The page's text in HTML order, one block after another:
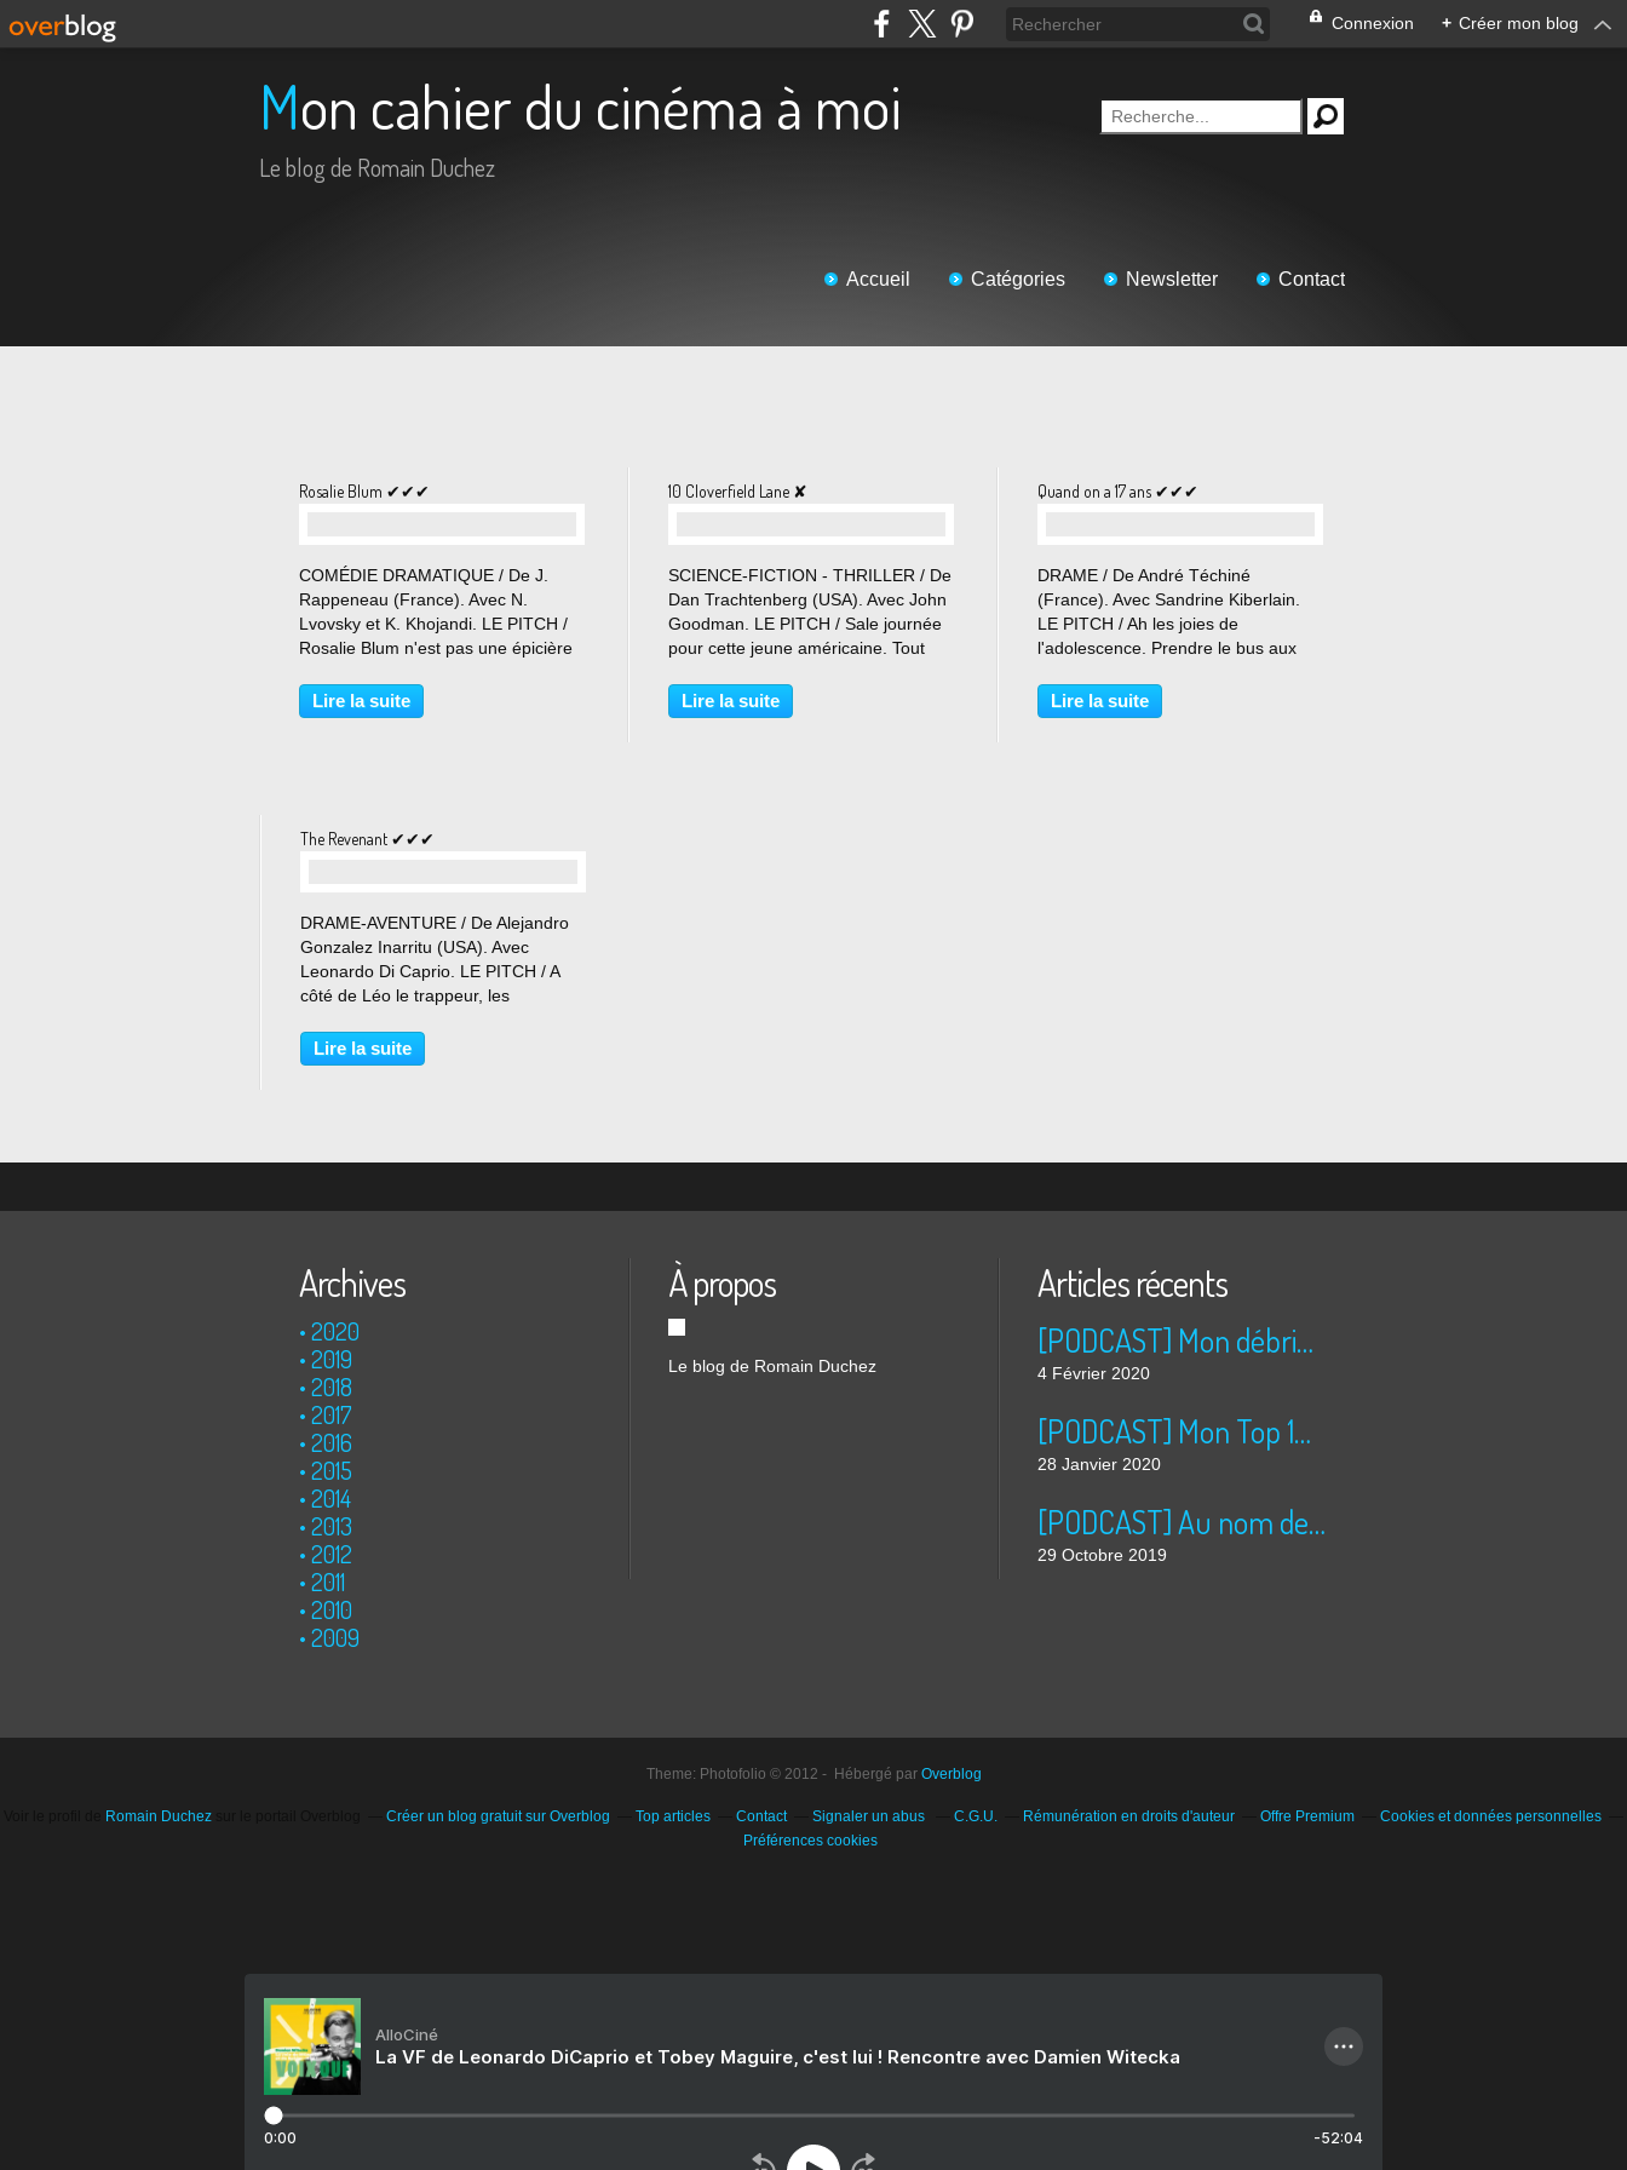
Connexion + Créer mon blog
Mon cahier du cinéma à moi
Le blog de Romain Duchez
Accueil Catégories Newsletter Contact
Rosalie Blum ✔✔✔
COMÉDIE DRAMATIQUE / De J.
Rappeneau (France). Avec N.
Lvovsky et K. Khojandi. LE PITCH /
Rosalie Blum n'est pas une épicière
elle sourit et elle a ce petit brin de
mystère qui donne envie d'en savoir
Lire la suite
10 Cloverfield Lane ✘
SCIENCE-FICTION - THRILLER / De
Dan Trachtenberg (USA). Avec John
Goodman. LE PITCH / Sale journée
pour cette jeune américaine. Tout
voiture, avec plusieurs tonneaux. Au
réveil, la voilà enfermée dans une
Lire la suite
Quand on a 17 ans ✔✔✔
DRAME / De André Téchiné
(France). Avec Sandrine Kiberlain. ​
LE PITCH / Ah les joies de
l'adolescence. Prendre le bus aux
cours qui se suivent à un rythme
effréné, la philo, les maths, l'EPS, les
Lire la suite
The Revenant ✔✔✔
DRAME-AVENTURE / De Alejandro
Gonzalez Inarritu (USA). Avec
Leonardo Di Caprio. LE PITCH / A
côté de Léo le trappeur, les
touristes en chambre trois étoiles !
Le héros du film évite les flèches des
Lire la suite
Archives
2020
2019
2018
2017
2016
2015
2014
2013
2012
2011
2010
2009
À propos
Le blog de Romain Duchez
Articles récents
[PODCAST] Mon débrief ciné de janvier
4 Février 2020
[PODCAST] Mon Top 10 2019
28 Janvier 2020
[PODCAST] Au nom de la terre : la tragédie rurale qui cartonne
29 Octobre 2019
Theme: Photofolio © 2012 - Hébergé par Overblog
Romain Duchez Créer un blog gratuit sur Overblog Top articles Contact Signaler un abus C.G.U. Rémunération en droits d'auteur Offre Premium
Cookies et données personnelles
Préférences cookies
AlloCiné
La VF de Leonardo DiCaprio et Tobey Maguire, c'est lui ! Rencontre avec Damien Witecka
0:00 -52:04